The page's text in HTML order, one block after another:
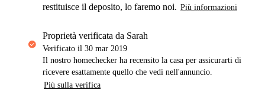
restituisce il deposito, lo faremo noi. Più informazioni
proprietà verificata da Sarah
Verificato il 30 mar 2019
Il nostro homechecker ha recensito la casa per assicurarti di
ricevere esattamente quello che vedi nell'annuncio.
Più sulla verifica